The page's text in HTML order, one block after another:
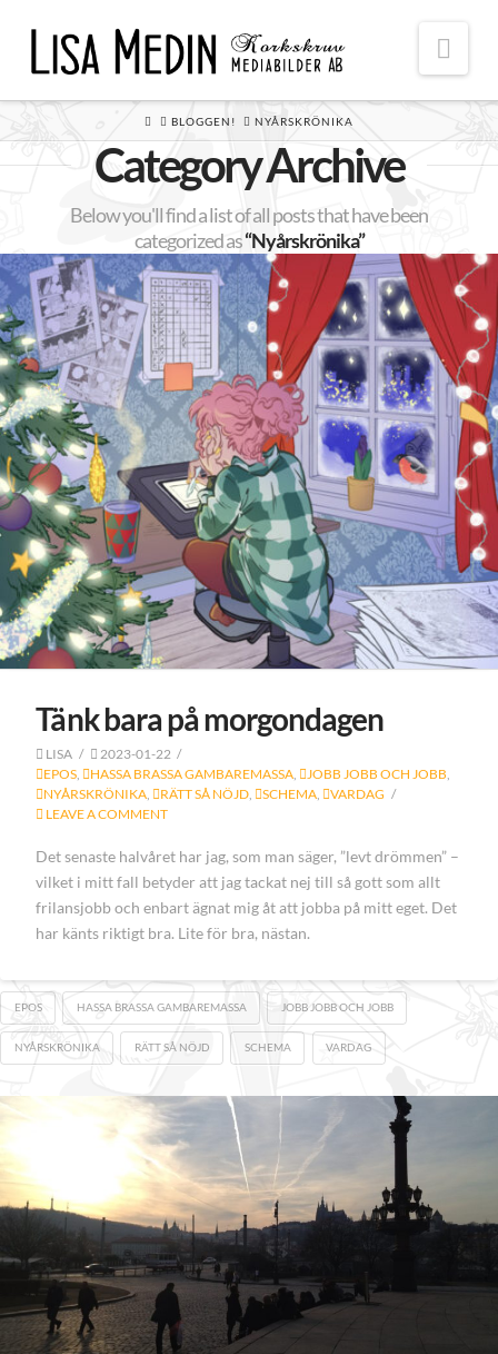
HOME
BLOGGEN! NYÅRSKRÖNIKA
Category Archive
Below you'll find a list of all posts that have been
categorized as“Nyårskrönika”
Tänk bara på morgondagen
LISA
2023-01-22
EPOS
HASSA BRASSA GAMBAREMASSA JOBB JOBB OCH JOBB
NYÅRSKRÖNIKA
RÄTT SÅ NÖJD SCHEMA
VARDAG
LEAVE A COMMENT
Det senaste halvåret har jag, som man säger, ”levt drömmen” –
vilket i mitt fall betyder att jag tackat nej till så gott som allt
frilansjobb och enbart ägnat mig åt att jobba på mitt eget. Det
har känts riktigt bra. Lite för bra, nästan.
EPOS HASSA BRASSA GAMBAREMASSA JOBB JOBB OCH JOBB
NYÅRSKRÖNIKA RÄTT SÅ NÖJD SCHEMA VARDAG